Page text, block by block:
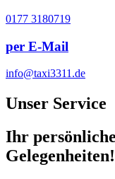
0177 3180719
per E-Mail
info@taxi3311.de
Unser Service
Ihr
Gelegenheiten!